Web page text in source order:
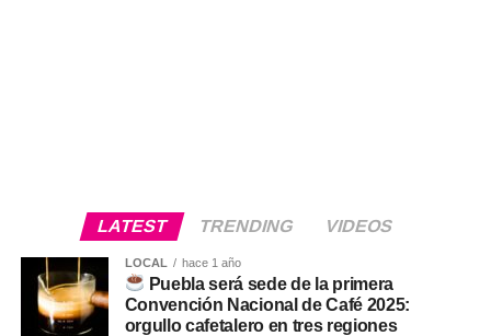
LATEST TRENDING VIDEOS
LOCAL hace 1 año
Puebla será sede de la primera
Convención Nacional de Café 2025:
orgullo cafetalero en tres regiones